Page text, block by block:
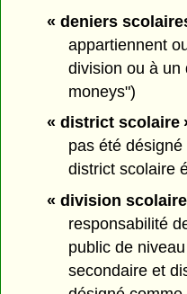
« deniers
appartiennent
division ou à un
moneys")
« district scolaire
pas été
district scolaire
« division
responsabilité
public de
secondaire et